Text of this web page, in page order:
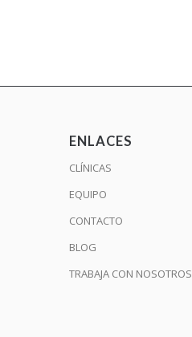
ENLACES
CLÍNICAS
EQUIPO
CONTACTO
BLOG
TRABAJA CON NOSOTROS